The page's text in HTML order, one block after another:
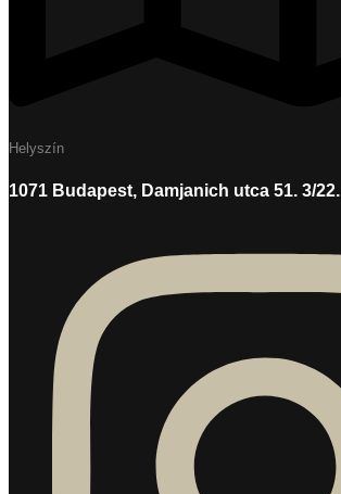
Helyszín
1071 Budapest, Damjanich utca 51. 3/22.